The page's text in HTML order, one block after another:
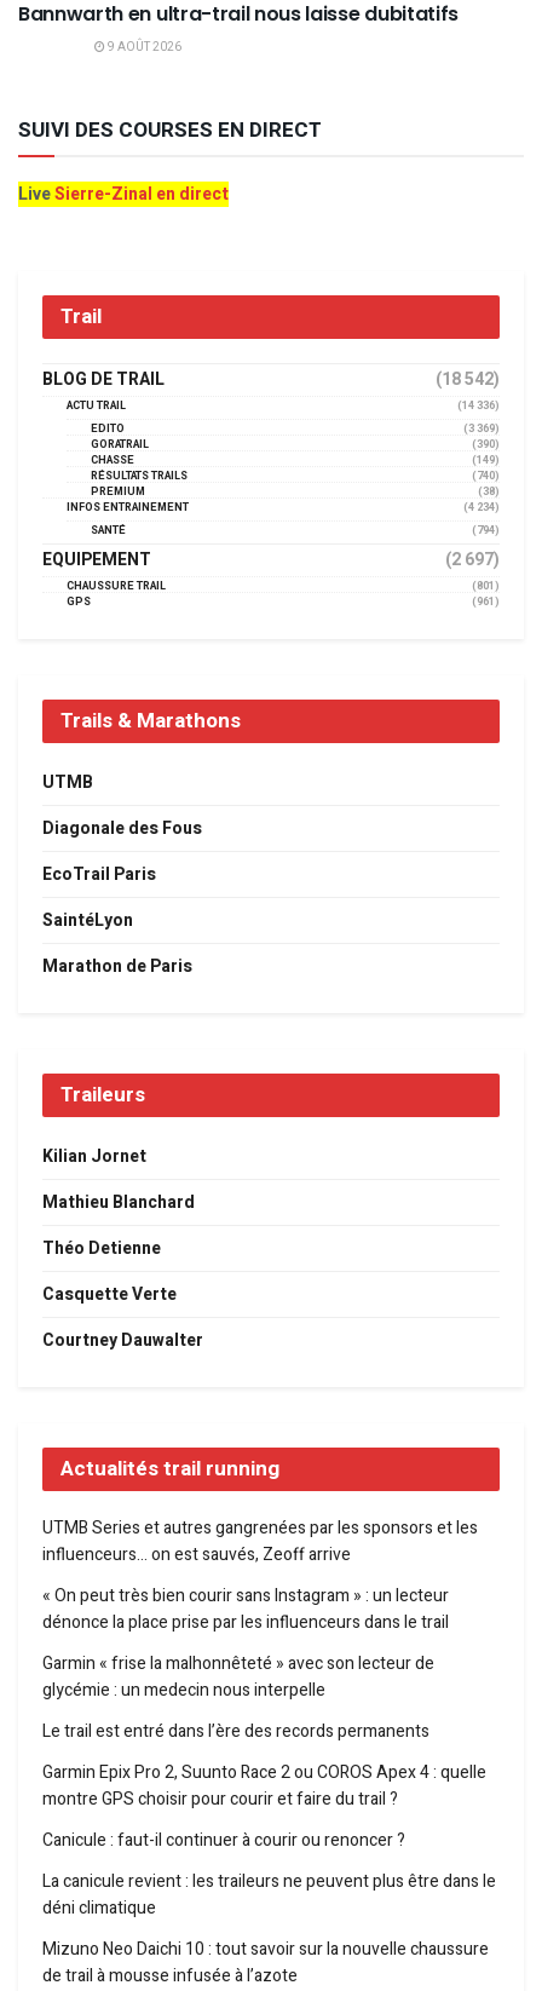
Bannwarth en ultra-trail nous laisse dubitatifs
9 AOÛT 2026
SUIVI DES COURSES EN DIRECT
LiveSierre-Zinal en direct
Trail
BLOG DE TRAIL (18 542)
ACTU TRAIL
(14 336)
EDITO
(3 369)
GORATRAIL
(390)
CHASSE
(149)
RÉSULTATS TRAILS
(740)
PREMIUM
(38)
INFOS ENTRAINEMENT
(4 234)
SANTÉ
(794)
EQUIPEMENT (2 697)
CHAUSSURE TRAIL
(801)
GPS
(961)
Trails & Marathons
UTMB
Diagonale des Fous
EcoTrail Paris
SaintéLyon
Marathon de Paris
Traileurs
Kilian Jornet
Mathieu Blanchard
Théo Detienne
Casquette Verte
Courtney Dauwalter
Actualités trail running
UTMB Series et autres gangrenées par les sponsors et les
influenceurs… on est sauvés, Zeoff arrive
« On peut très bien courir sans Instagram » : un lecteur
dénonce la place prise par les influenceurs dans le trail
Garmin « frise la malhonnêteté » avec son lecteur de
glycémie : un medecin nous interpelle
Le trail est entré dans l’ère des records permanents
Garmin Epix Pro 2, Suunto Race 2 ou COROS Apex 4 : quelle
montre GPS choisir pour courir et faire du trail ?
Canicule : faut-il continuer à courir ou renoncer ?
La canicule revient : les traileurs ne peuvent plus être dans le
déni climatique
Mizuno Neo Daichi 10 : tout savoir sur la nouvelle chaussure
de trail à mousse infusée à l’azote